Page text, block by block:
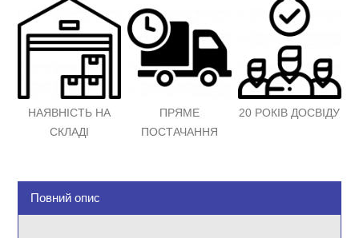
НАЯВНІСТЬ НА
СКЛАДІ
ПРЯМЕ
ПОСТАЧАННЯ
20 РОКІВ ДОСВІДУ
Повний опис